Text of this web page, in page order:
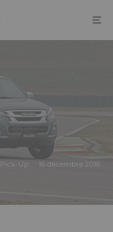
Pick-Up · 16 décembre 2016